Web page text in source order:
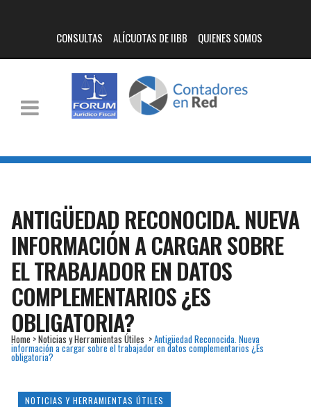
CONSULTAS ALÍCUOTAS DE IIBB QUIENES SOMOS
ANTIGÜEDAD RECONOCIDA. NUEVA
INFORMACIÓN A CARGAR SOBRE
EL TRABAJADOR EN DATOS
COMPLEMENTARIOS ¿ES
OBLIGATORIA?
Home >Noticias y Herramientas Útiles >Antigüedad Reconocida. Nueva
información a cargar sobre el trabajador en datos complementarios ¿Es
obligatoria?
NOTICIAS Y HERRAMIENTAS ÚTILES